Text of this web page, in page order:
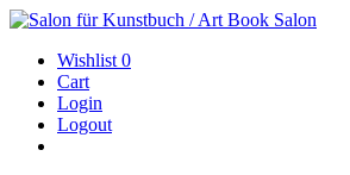
Wishlist 0
Cart
Login
Logout